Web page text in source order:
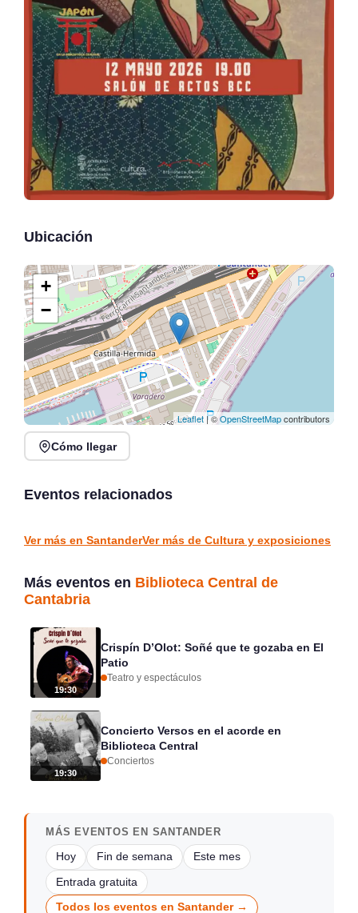
Ubicación
+
−
Leaflet | ©OpenStreetMapcontributors
Cómo llegar
Eventos relacionados
XVI Feria Nacional de
Plaza Porticada
Santander
Ver más en SantanderVer más de Cultura y exposiciones
Más eventos en Biblioteca Central de
Cantabria
19:30
Crispín D’Olot: Soñé que te gozaba en El
Patio
Teatro y espectáculos
19:30
Concierto Versos en el acorde en
Biblioteca Central
Conciertos
MÁS EVENTOS EN SANTANDER
Hoy Fin de semana Este mes
Entrada gratuita
Todos los eventos en Santander →